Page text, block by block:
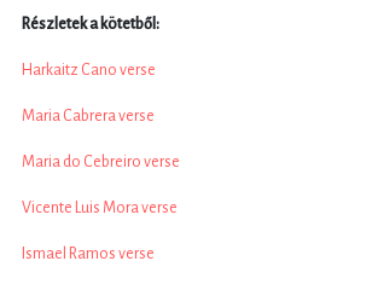
Részletek a kötetből:
Harkaitz Cano verse
Maria Cabrera verse
Maria do Cebreiro verse
Vicente Luis Mora verse
Ismael Ramos verse